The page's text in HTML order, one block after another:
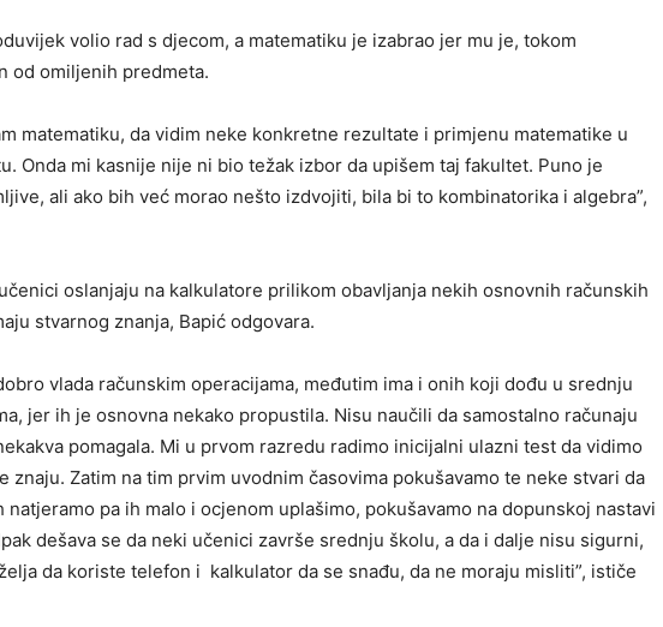
volio rad s djecom, a matematiku je izabrao jer mu je, tokom
od omilјenih predmeta.
matematiku, da vidim neke konkretne rezultate i primjenu matematike u
Onda mi kasnije nije ni bio težak izbor da upišem taj fakultet. Puno je
ali ako bih već morao nešto izdvojiti, bila bi to kombinatorika i algebra”,
oslanjaju na kalkulatore prilikom obavlјanja nekih osnovnih računskih
stvarnog znanja, Bapić odgovara.
vlada računskim operacijama, međutim ima i onih koji dođu u srednju
jer ih je osnovna nekako propustila. Nisu naučili da samostalno računaju
pomagala. Mi u prvom razredu radimo inicijalni ulazni test da vidimo
znaju. Zatim na tim prvim uvodnim časovima pokušavamo te neke stvari da
natjeramo pa ih malo i ocjenom uplašimo, pokušavamo na dopunskoj nastavi
dešava se da neki učenici završe srednju školu, a da i dalјe nisu sigurni,
da koriste telefon i kalkulator da se snađu, da ne moraju misliti”, ističe